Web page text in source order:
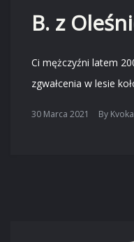
B. z
Ci mężczyźni latem
zgwałcenia w lesie
30 Marca 2021 By Kvoka